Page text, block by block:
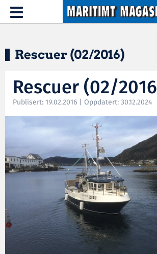
Hopp til hovedinnhold
Toggle
navigation
Rescuer (02/2016)
Rescuer (02/
Publisert: 19.02.2016 | Oppdatert: 30.12.2024